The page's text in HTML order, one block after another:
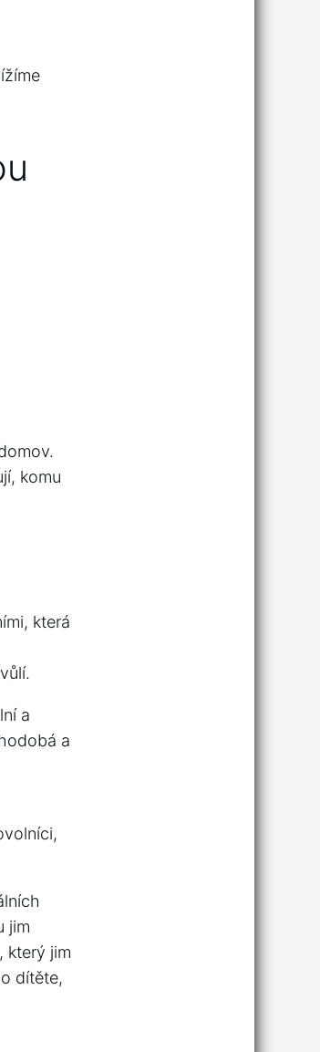
komu
která
a
a‌
jim
který jim
dítěte,